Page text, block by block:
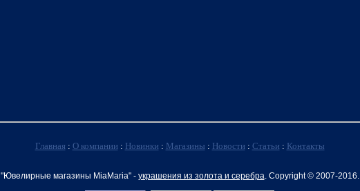
Главная : О компании : Новинки : Магазины : Новости : Статьи : Контакты
"Ювелирные магазины MiaMaria" - украшения из золота и серебра. Copyright © 2007-2016.